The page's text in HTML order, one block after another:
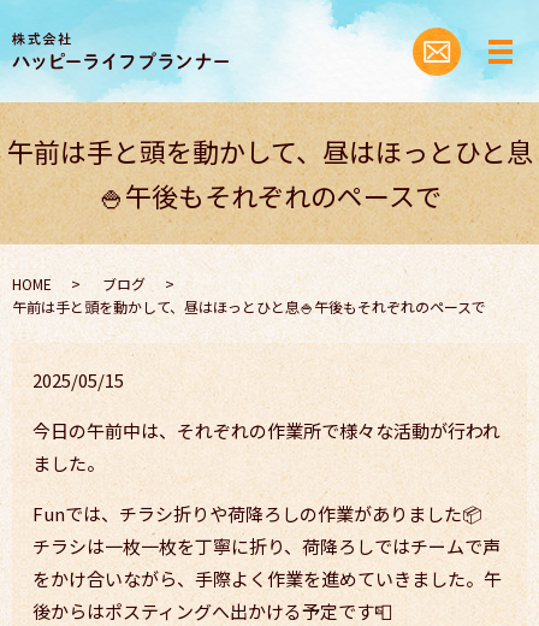
午前は手と頭を動かして、昼はほっとひと息
🍚午後もそれぞれのペースで
HOME
ブログ
午前は手と頭を動かして、昼はほっとひと息🍚午後もそれぞれのペースで
2025/05/15
今日の午前中は、それぞれの作業所で様々な活動が行われ
ました。
Funでは、チラシ折りや荷降ろしの作業がありました📦
チラシは一枚一枚を丁寧に折り、荷降ろしではチームで声
をかけ合いながら、手際よく作業を進めていきました。午
後からはポスティングへ出かける予定です📮